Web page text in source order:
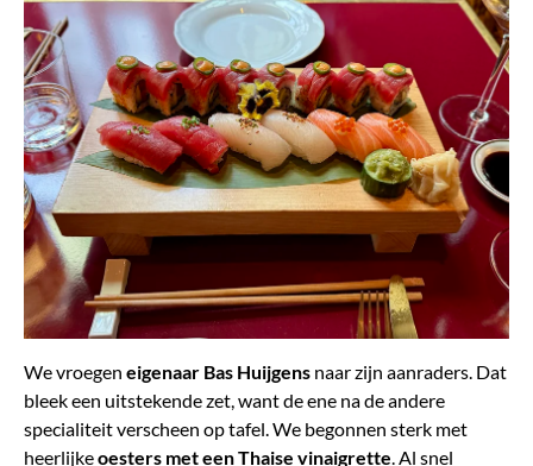
We vroegen eigenaar Bas Huijgens naar zijn aanraders. Dat
bleek een uitstekende zet, want de ene na de andere
specialiteit verscheen op tafel. We begonnen sterk met
heerlijkeoesters met een Thaise vinaigrette. Al snel